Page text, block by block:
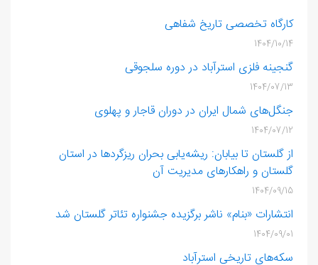
کارگاه تخصصی تاریخ شفاهی
1404/10/14
گنجینه فلزی استرآباد در دوره سلجوقی
1404/07/13
جنگل‌های شمال ایران در دوران قاجار و پهلوی
1404/07/12
از گلستان تا بیابان: ریشه‌یابی بحران ریزگردها در استان
گلستان و راهکارهای مدیریت آن
1404/09/15
انتشارات «بنام» ناشر برگزیده جشنواره تئاتر گلستان شد
1404/09/01
سکه‌های تاریخی استرآباد